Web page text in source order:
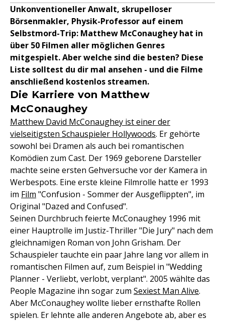
Unkonventioneller Anwalt, skrupelloser
Börsenmakler, Physik-Professor auf einem
Selbstmord-Trip: Matthew McConaughey hat in
über 50 Filmen aller möglichen Genres
mitgespielt. Aber welche sind die besten? Diese
Liste solltest du dir mal ansehen - und die Filme
anschließend kostenlos streamen.
Die Karriere von Matthew
McConaughey
Matthew David McConaughey ist einer der
vielseitigsten Schauspieler Hollywoods. Er gehörte
sowohl bei Dramen als auch bei romantischen
Komödien zum Cast. Der 1969 geborene Darsteller
machte seine ersten Gehversuche vor der Kamera in
Werbespots. Eine erste kleine Filmrolle hatte er 1993
im Film "Confusion - Sommer der Ausgeflippten", im
Original "Dazed and Confused".
Seinen Durchbruch feierte McConaughey 1996 mit
einer Hauptrolle im Justiz-Thriller "Die Jury" nach dem
gleichnamigen Roman von John Grisham. Der
Schauspieler tauchte ein paar Jahre lang vor allem in
romantischen Filmen auf, zum Beispiel in "Wedding
Planner - Verliebt, verlobt, verplant". 2005 wählte das
People Magazine ihn sogar zum Sexiest Man Alive.
Aber McConaughey wollte lieber ernsthafte Rollen
spielen. Er lehnte alle anderen Angebote ab, aber es